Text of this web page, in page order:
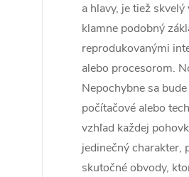
a hlavy, je tiež
klamne podobný
reprodukovanými
alebo procesorom.
Nepochybne sa
počítačové alebo
vzhľad každej
jedinečný charakter,
skutočné obvody,